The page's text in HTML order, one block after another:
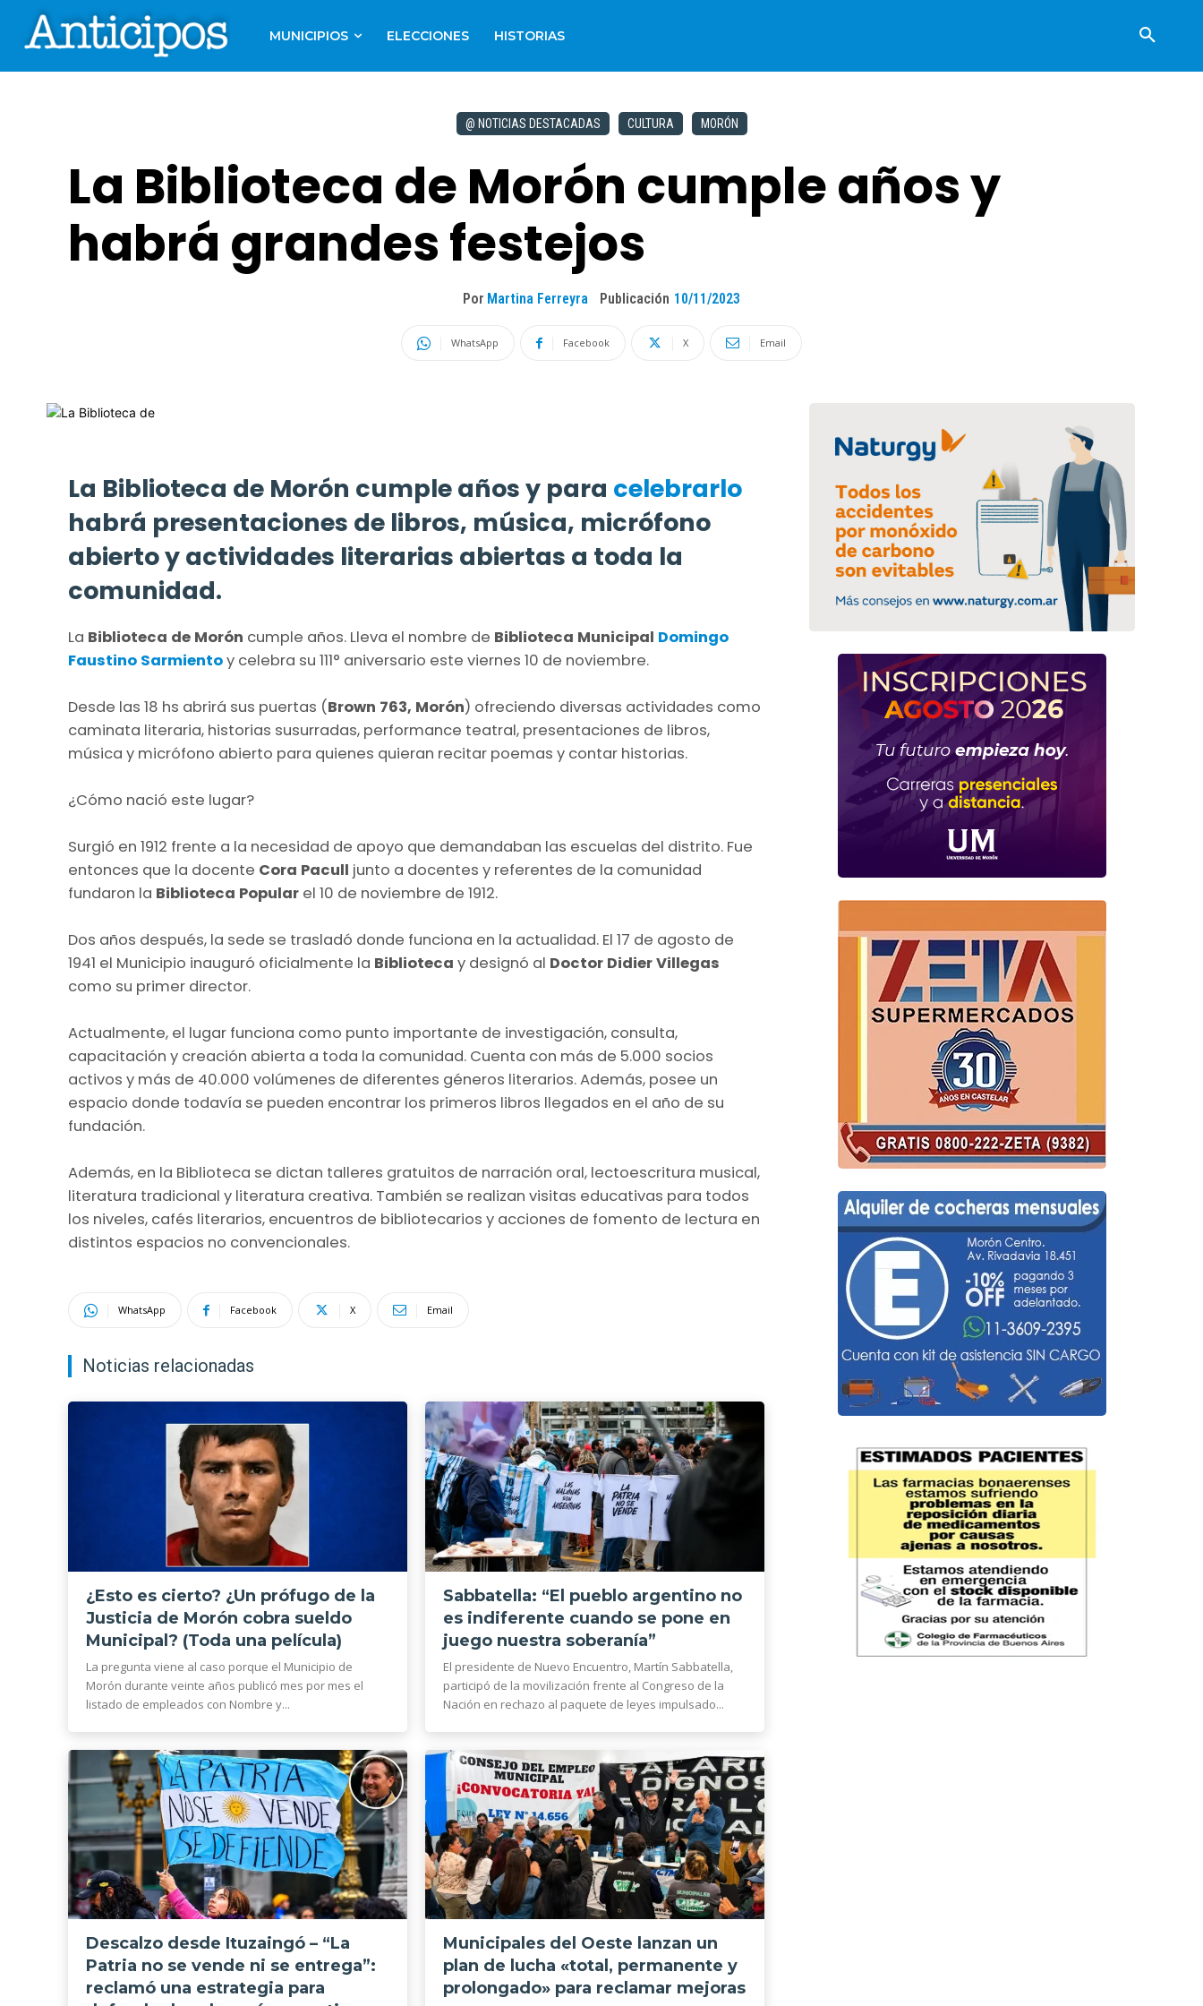
MUNICIPIOS ELECCIONES HISTORIAS
@ NOTICIAS DESTACADAS CULTURA MORÓN
La Biblioteca de Morón cumple años y
habrá grandes festejos
Por Martina Ferreyra Publicación 10/11/2023
WhatsApp Facebook X Email
La Biblioteca de Morón cumple años y para celebrarlo
habrá presentaciones de libros, música, micrófono
abierto y actividades literarias abiertas a toda la
comunidad.
La Biblioteca de Morón cumple años. Lleva el nombre de Biblioteca Municipal Domingo
Faustino Sarmientoy celebra su 111° aniversario este viernes 10 de noviembre.
Desde las 18 hs abrirá sus puertas (Brown 763, Morón) ofreciendo diversas actividades como
caminata literaria, historias susurradas, performance teatral, presentaciones de libros,
música y micrófono abierto para quienes quieran recitar poemas y contar historias.
¿Cómo nació este lugar?
Surgió en 1912 frente a la necesidad de apoyo que demandaban las escuelas del distrito. Fue
entonces que la docente Cora Pacull junto a docentes y referentes de la comunidad
fundaron la Biblioteca Popular el 10 de noviembre de 1912.
Dos años después, la sede se trasladó donde funciona en la actualidad. El 17 de agosto de
1941 el Municipio inauguró oficialmente la Biblioteca y designó al Doctor Didier Villegas
como su primer director.
Actualmente, el lugar funciona como punto importante de investigación, consulta,
capacitación y creación abierta a toda la comunidad. Cuenta con más de 5.000 socios
activos y más de 40.000 volúmenes de diferentes géneros literarios. Además, posee un
espacio donde todavía se pueden encontrar los primeros libros llegados en el año de su
fundación.
Además, en la Biblioteca se dictan talleres gratuitos de narración oral, lectoescritura musical,
literatura tradicional y literatura creativa. También se realizan visitas educativas para todos
los niveles, cafés literarios, encuentros de bibliotecarios y acciones de fomento de lectura en
distintos espacios no convencionales.
WhatsApp Facebook X Email
Noticias relacionadas
¿Esto es cierto? ¿Un prófugo de la
Justicia de Morón cobra sueldo
Municipal? (Toda una película)
La pregunta viene al caso porque el Municipio de
Morón durante veinte años publicó mes por mes el
listado de empleados con Nombre y...
Sabbatella: “El pueblo argentino no
es indiferente cuando se pone en
juego nuestra soberanía”
El presidente de Nuevo Encuentro, Martín Sabbatella,
participó de la movilización frente al Congreso de la
Nación en rechazo al paquete de leyes impulsado...
Descalzo desde Ituzaingó – “La
Patria no se vende ni se entrega”:
reclamó una estrategia para
Municipales del Oeste lanzan un
plan de lucha «total, permanente y
prolongado» para reclamar mejoras